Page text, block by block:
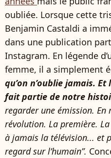
oubliée. Lorsque cette
Benjamin Castaldi a
dans une publication
Instagram. En légende
femme, il a simplement
qu’on n’oublie jamais.
fait partie de notre
regarder une émission.
révolution. La première.
à jamais la télévision... et
regard sur l’humain”.